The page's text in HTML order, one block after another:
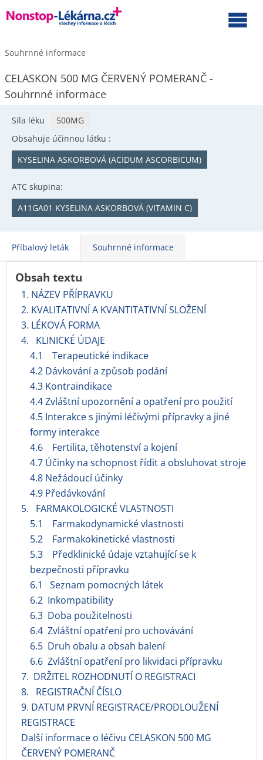
Souhrnné informace
CELASKON 500 MG ČERVENÝ POMERANČ -
Souhrnné informace
Síla léku
500MG
Obsahuje účinnou látku :
KYSELINA ASKORBOVÁ (ACIDUM ASCORBICUM)
ATC skupina:
A11GA01 KYSELINA ASKORBOVÁ (VITAMIN C)
Příbalový leták Souhrnné informace
Obsah textu
1. NÁZEV PŘÍPRAVKU
2. KVALITATIVNÍ A KVANTITATIVNÍ SLOŽENÍ
3. LÉKOVÁ FORMA
4. KLINICKÉ ÚDAJE
4.1 Terapeutické indikace
4.2 Dávkování a způsob podání
4.3 Kontraindikace
4.4 Zvláštní upozornění a opatření pro použití
4.5 Interakce s jinými léčivými přípravky a jiné
formy interakce
4.6 Fertilita, těhotenství a kojení
4.7 Účinky na schopnost řídit a obsluhovat stroje
4.8 Nežádoucí účinky
4.9 Předávkování
5. FARMAKOLOGICKÉ VLASTNOSTI
5.1 Farmakodynamické vlastnosti
5.2 Farmakokinetické vlastnosti
5.3 Předklinické údaje vztahující se k
bezpečnosti přípravku
6.1 Seznam pomocných látek
6.2 Inkompatibility
6.3 Doba použitelnosti
6.4 Zvláštní opatření pro uchovávání
6.5 Druh obalu a obsah balení
6.6 Zvláštní opatření pro likvidaci přípravku
7. DRŽITEL ROZHODNUTÍ O REGISTRACI
8. REGISTRAČNÍ ČÍSLO
9. DATUM PRVNÍ REGISTRACE/PRODLOUŽENÍ
REGISTRACE
Další informace o léčivu CELASKON 500 MG
ČERVENÝ POMERANČ